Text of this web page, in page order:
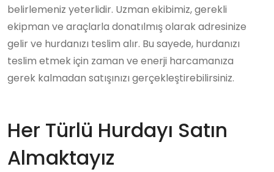
belirlemeniz yeterlidir. Uzman ekibimiz, gerekli
ekipman ve araçlarla donatılmış olarak adresinize
gelir ve hurdanızı teslim alır. Bu sayede, hurdanızı
teslim etmek için zaman ve enerji harcamanıza
gerek kalmadan satışınızı gerçekleştirebilirsiniz.
Her Türlü Hurdayı Satın
Almaktayız